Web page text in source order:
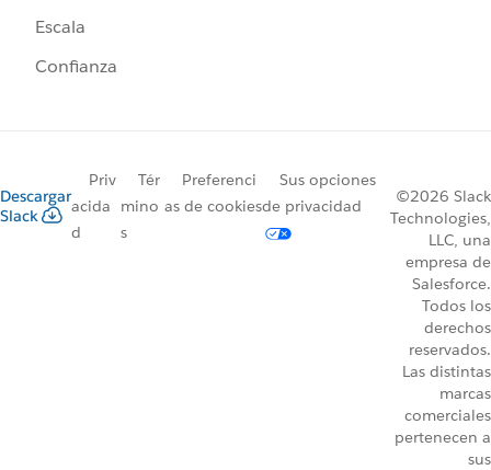
Escala
Confianza
Descargar
Slack
Priv
acida
d
Tér
mino
s
Preferenci
as de cookies
Sus opciones
de privacidad
©2026 Slack
Technologies,
LLC, una
empresa de
Salesforce.
Todos los
derechos
reservados.
Las distintas
marcas
comerciales
pertenecen a
sus